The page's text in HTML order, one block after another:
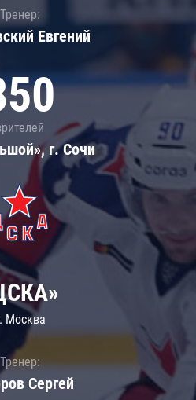
Тренер:
Евгений
г. Сочи
Москва
Тренер:
Сергей